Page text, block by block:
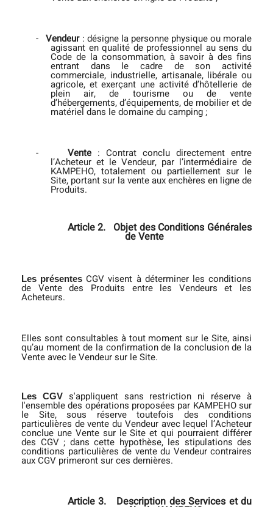
- Vendeur: désigne la personne physique ou morale
agissant en qualité de professionnel au sens du
Code de la consommation, à savoir à des fins
entrant dans le cadre de son activité
commerciale, industrielle, artisanale, libérale ou
agricole, et exerçant une activité d’hôtellerie de
plein air, de tourisme ou de vente
d’hébergements, d’équipements, de mobilier et de
matériel dans le domaine du camping ;
- Vente : Contrat conclu directement entre
l’Acheteur et le Vendeur, par l’intermédiaire de
KAMPEHO, totalement ou partiellement sur le
Site, portant sur la vente aux enchères en ligne de
Produits.
Article 2. Objet des Conditions Générales
de Vente
Les présentesCGV visent à déterminer les conditions
de Vente des Produits entre les Vendeurs et les
Acheteurs.
Elles sont consultables à tout moment sur le Site, ainsi
qu’au moment de la confirmation de la conclusion de la
Vente avec le Vendeur sur le Site.
Les CGV s'appliquent sans restriction ni réserve à
l'ensemble des opérations proposées par KAMPEHO sur
le Site, sous réserve toutefois des conditions
particulières de vente du Vendeur avec lequel l’Acheteur
conclue une Vente sur le Site et qui pourraient différer
des CGV ; dans cette hypothèse, les stipulations des
conditions particulières de vente du Vendeur contraires
aux CGV primeront sur ces dernières.
Article 3. Description des Services et du